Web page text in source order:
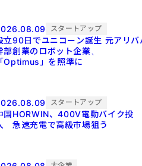
スタートアップ
90日でユニコーン誕生 元アリババ
部創業のロボット企業、
「Optimus」を照準に
スタートアップ
国HORWIN、400V電動バイク投
急速充電で高級市場狙う